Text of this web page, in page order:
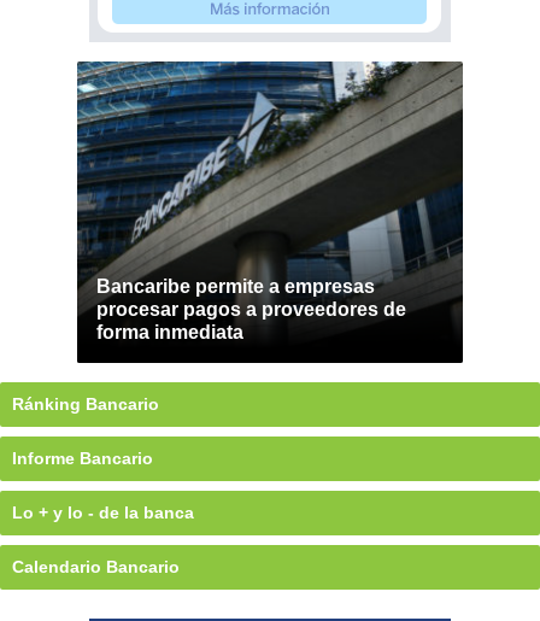
Bancaribe permite a empresas
procesar pagos a proveedores de
forma inmediata
Ránking Bancario
Informe Bancario
Lo + y lo - de la banca
Calendario Bancario